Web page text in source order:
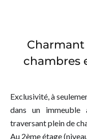
Charmant
chambres
Exclusivité, à
dans un immeuble
traversant plein de
Au 2ème étage